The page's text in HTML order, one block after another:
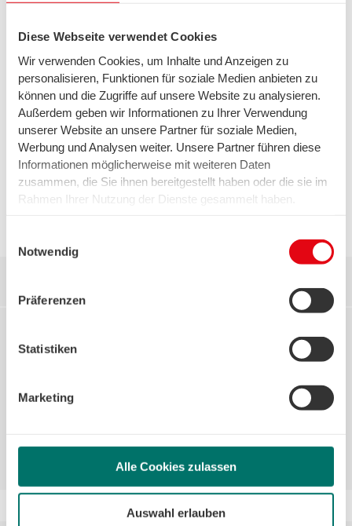
Diese Webseite verwendet Cookies
Wir verwenden Cookies, um Inhalte und Anzeigen zu
personalisieren, Funktionen für soziale Medien anbieten zu
können und die Zugriffe auf unsere Website zu analysieren.
Außerdem geben wir Informationen zu Ihrer Verwendung
unserer Website an unsere Partner für soziale Medien,
Werbung und Analysen weiter. Unsere Partner führen diese
Informationen möglicherweise mit weiteren Daten
zusammen, die Sie ihnen bereitgestellt haben oder die sie im
Rahmen Ihrer Nutzung der Dienste gesammelt haben.
existiert. Das birgt das Risiko des unbemerkten Zugriffs
durch Behörden, das Fehlen von Betroffenenrechten,
Daten.
unserer Datenschutzerklärung. Ihre Einwilligung ist freiwillig
und Sie können sie jederzeit für die Zukunft widerrufen oder
beschränken wir den Einsatz der Cookies auf das notwendige
Minimum, um die Seite betreiben zu können.
Notwendig
Präferenzen
Statistiken
Marketing
Alle Cookies zulassen
Auswahl erlauben
Ansprechpersonen für Medien:
Niklas Oberbach
Pressesprecher
Tel.: +49 421 359-2049
Mail:niklas.oberbach@swb-gruppe.de
Justus Grosse Immobilienunternehmen
Lena Schwantje
Leiterin Marketing und Kommunikation
Tel.: +49 421 30806-894
swb AG
Theodor-Heuss-Allee 20
presse@swb-gruppe.de